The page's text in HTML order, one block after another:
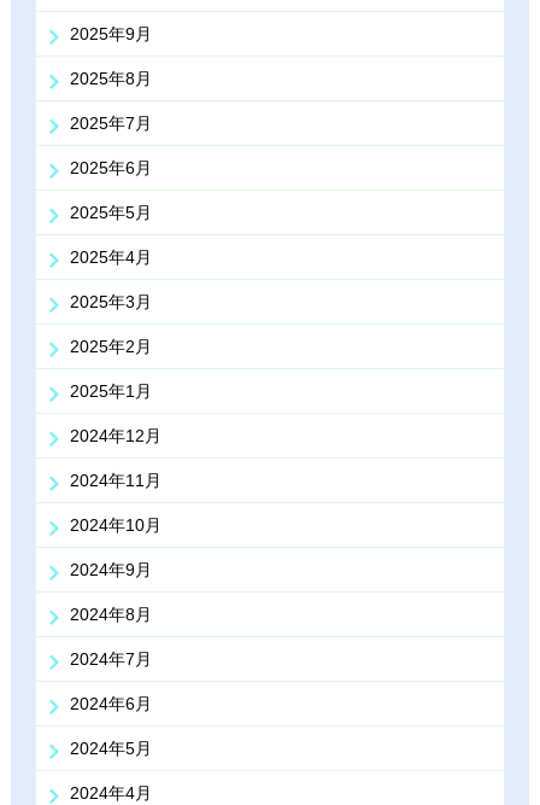
2025年9月
2025年8月
2025年7月
2025年6月
2025年5月
2025年4月
2025年3月
2025年2月
2025年1月
2024年12月
2024年11月
2024年10月
2024年9月
2024年8月
2024年7月
2024年6月
2024年5月
2024年4月